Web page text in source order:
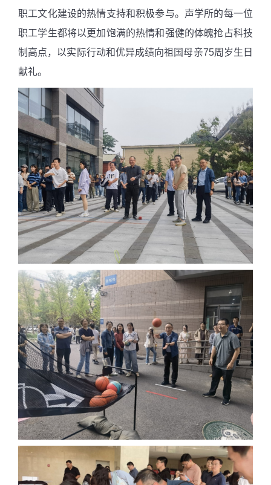
职工文化建设的热情支持和积极参与。声学所的每一位
职工学生都将以更加饱满的热情和强健的体魄抢占科技
制高点，以实际行动和优异成绩向祖国母亲75周岁生日
献礼。